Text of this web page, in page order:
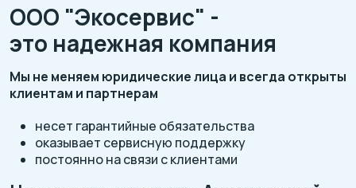
ООО "Экосервис" -
это надежная компания
Мы не меняем юридические лица и всегда открыты
клиентам и партнерам
несет гарантийные обязательства
оказывает сервисную поддержку
постоянно на связи с клиентами